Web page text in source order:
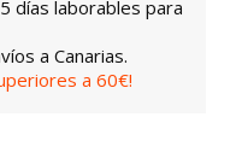
días laborables para
a Canarias.
a 60€!